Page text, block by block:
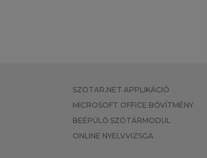
SZOTAR.NET APPLIKÁCIÓ
MICROSOFT OFFICE BŐVÍTMÉNY
BEÉPÜLŐ SZÓTÁRMODUL
ONLINE NYELVVIZSGA